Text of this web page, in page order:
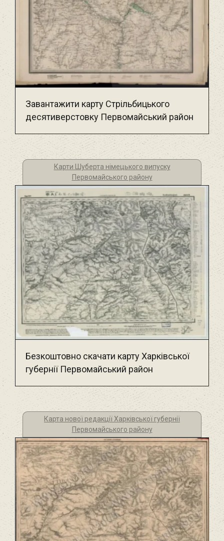
Завантажити карту Стрільбицького
десятиверстовку Первомайський район
Карти Шуберта німецького випуску
Первомайського району
Безкоштовно скачати карту Харківської
губернії Первомайський район
Карта нової редакції Харківської губернії
Первомайського району